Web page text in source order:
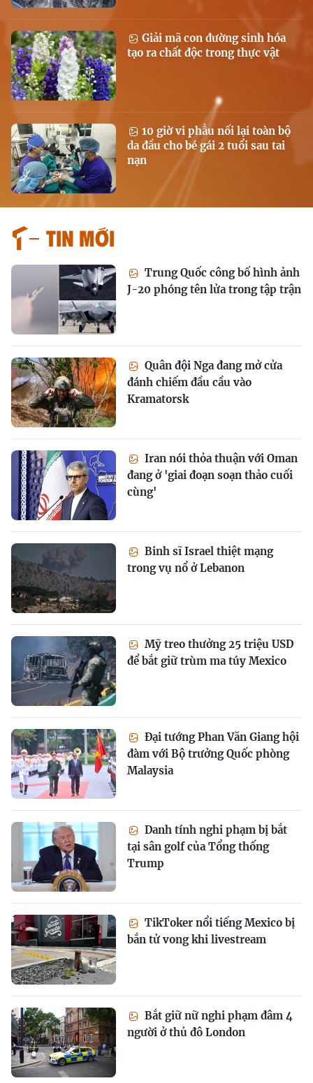
Giải mã con đường sinh hóa
tạo ra chất độc trong thực vật
10 giờ vi phẫu nối lại toàn bộ
da đầu cho bé gái 2 tuổi sau tai
nạn
Tin mới
Trung Quốc công bố hình ảnh
J-20 phóng tên lửa trong tập trận
Quân đội Nga đang mở cửa
đánh chiếm đầu cầu vào
Kramatorsk
Iran nói thỏa thuận với Oman
đang ở 'giai đoạn soạn thảo cuối
cùng'
Binh sĩ Israel thiệt mạng
trong vụ nổ ở Lebanon
Mỹ treo thưởng 25 triệu USD
để bắt giữ trùm ma túy Mexico
Đại tướng Phan Văn Giang hội
đàm với Bộ trưởng Quốc phòng
Malaysia
Danh tính nghi phạm bị bắt
tại sân golf của Tổng thống
Trump
TikToker nổi tiếng Mexico bị
bắn tử vong khi livestream
Bắt giữ nữ nghi phạm đâm 4
người ở thủ đô London